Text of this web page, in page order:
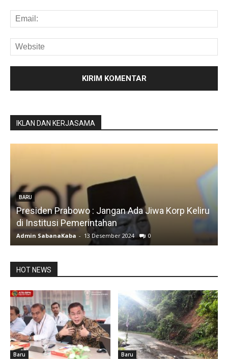
IKLAN DAN KERJASAMA
BARU
Silfia Hanani
Admin SabanaKaba - 19 Juni 2024 1488
HOT NEWS
Baru Baru